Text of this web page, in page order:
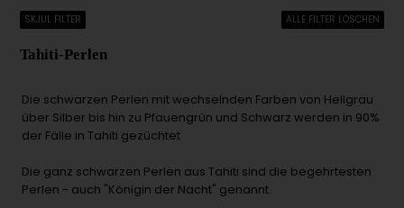
SKJUL FILTER ALLE FILTER LÖSCHEN
Tahiti-Perlen
Die schwarzen Perlen mit wechselnden Farben von Hellgrau
über Silber bis hin zu Pfauengrün und Schwarz werden in 90%
der Fälle in Tahiti gezüchtet
Die ganz schwarzen Perlen aus Tahiti sind die begehrtesten
Perlen - auch "Königin der Nacht" genannt.